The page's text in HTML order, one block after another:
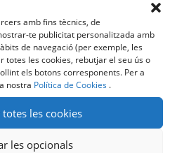
amb fins tècnics, de
te publicitat personalitzada amb
de navegació (per exemple, les
totes les cookies, rebutjar el seu ús o
els botons corresponents. Per a
nostra Política de Cookies .
les cookies
les opcionals
de Catalunya XXI, ADC.
Los datos se
conservan el tiempo
estrictamente
necesario para la
relación y lo que es
exigible legalmente,
siendo destruidos